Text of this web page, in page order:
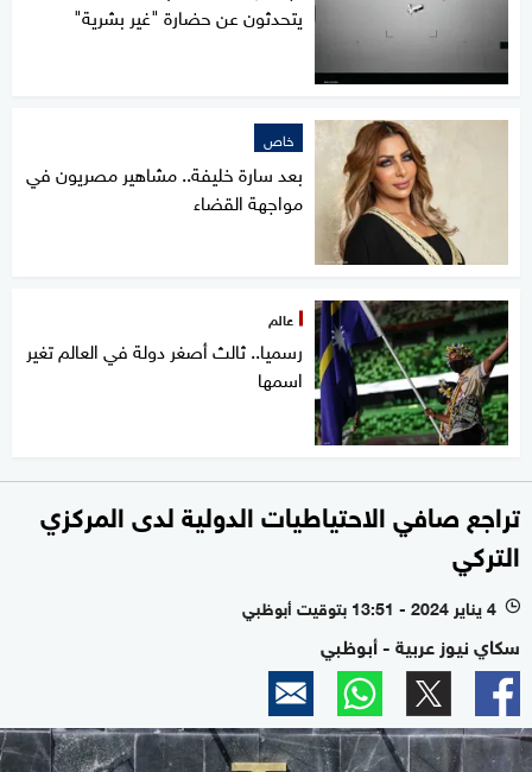
يتحدثون عن حضارة "غير بشرية"
خاص
بعد سارة خليفة.. مشاهير مصريون في
مواجهة القضاء
عالم
رسميا.. ثالث أصغر دولة في العالم تغير
اسمها
تراجع صافي الاحتياطيات الدولية لدى المركزي
التركي
l 4 يناير 2024 - 13:51 بتوقيت أبوظبي
سكاي نيوز عربية - أبوظبي